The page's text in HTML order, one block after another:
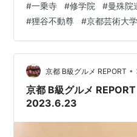
乗寺里ノ前町76-2（
3701●定休日…不定休●備
※詳しくは食べログ「小次
制作：京都 B級グルメ
#一乗寺 #修学院 #曼殊院
#狸谷不動尊 #京都芸術大学
京都 B級グルメ REPORT •
京都 B級グルメ REPORT
2023.6.23